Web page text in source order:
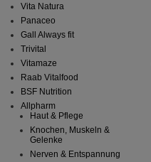
Vita Natura
Panaceo
Gall Always fit
Trivital
Vitamaze
Raab Vitalfood
BSF Nutrition
Allpharm
Haut & Pflege
Knochen, Muskeln &
Gelenke
Nerven & Entspannung